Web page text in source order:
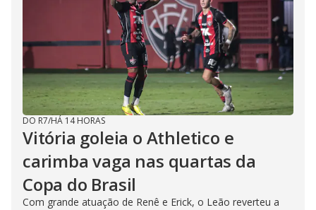
DO R7/HÁ 14 HORAS
Vitória goleia o Athletico e
carimba vaga nas quartas da
Copa do Brasil
Com grande atuação de Renê e Erick, o Leão reverteu a